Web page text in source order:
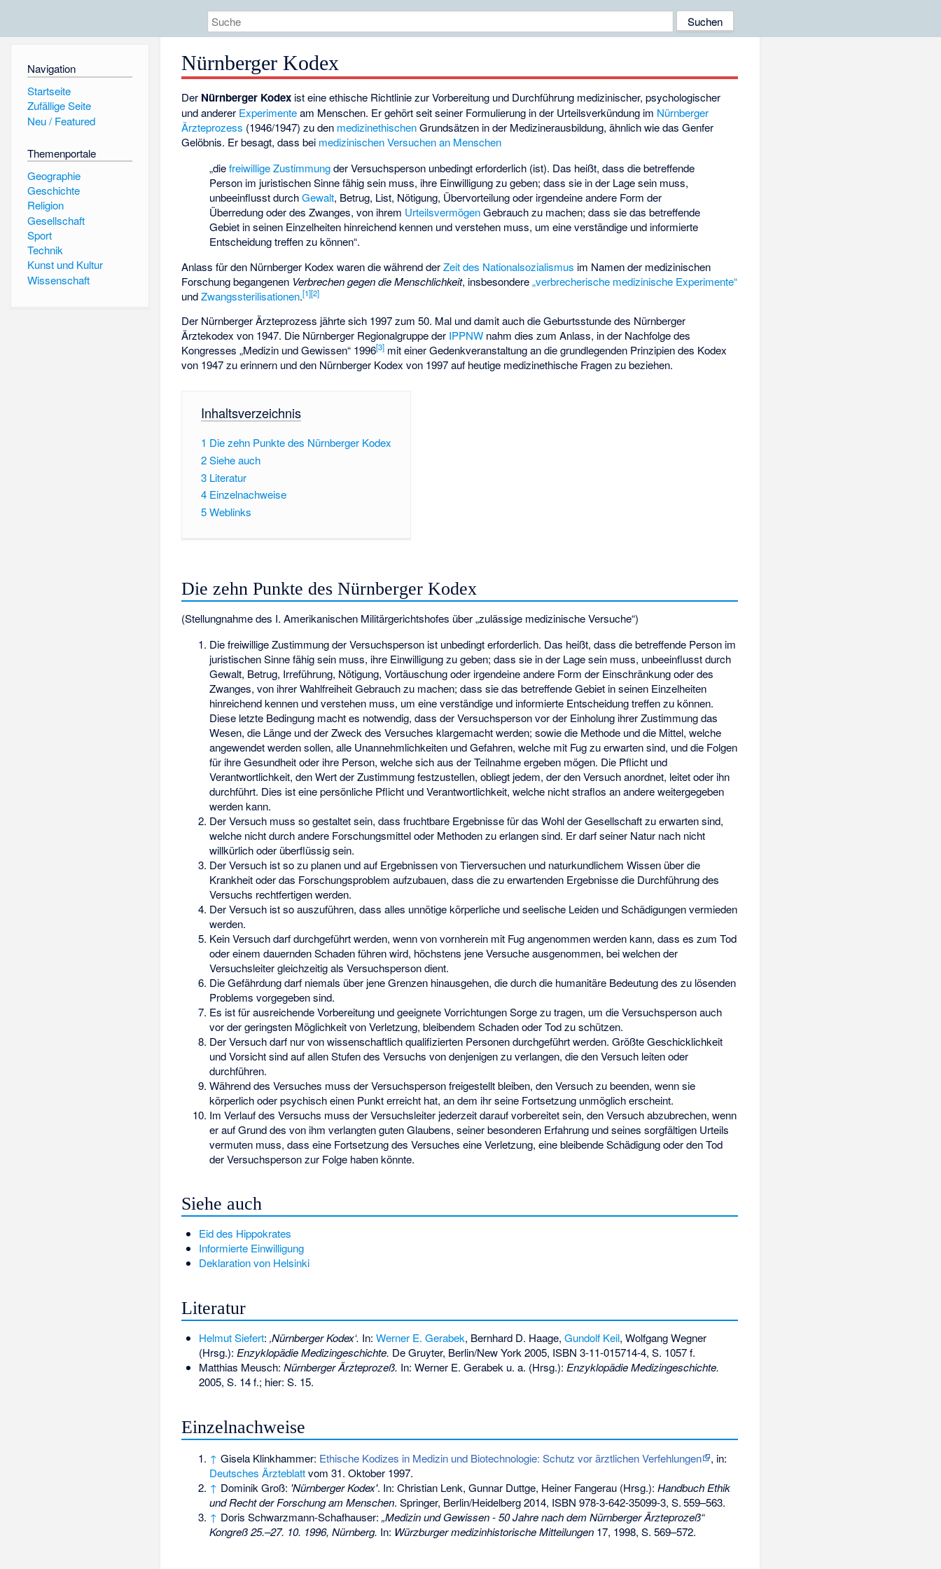
Navigation
Startseite
Zufällige Seite
Neu / Featured
Themenportale
Geographie
Geschichte
Religion
Gesellschaft
Sport
Technik
Kunst und Kultur
Wissenschaft
Nürnberger Kodex
Der Nürnberger Kodex ist eine ethische Richtlinie zur Vorbereitung und Durchführung medizinischer, psychologischer
und anderer Experimenteam Menschen. Er gehört seit seiner Formulierung in der Urteilsverkündung im Nürnberger
Ärzteprozess (1946/1947) zu den medizinethischenGrundsätzen in der Medizinerausbildung, ähnlich wie dasGenfer
Gelöbnis. Er besagt, dass bei medizinischen Versuchen an Menschen
„diefreiwillige Zustimmungder Versuchsperson unbedingt erforderlich (ist). Das heißt, dass die betreffende
Person im juristischen Sinne fähig sein muss, ihre Einwilligung zu geben; dass sie in der Lage sein muss,
unbeeinflusst durchGewalt, Betrug, List, Nötigung, Übervorteilung oder irgendeine andere Form der
Überredung oder des Zwanges, von ihrem UrteilsvermögenGebrauch zu machen; dass sie das betreffende
Gebiet in seinen Einzelheiten hinreichend kennen und verstehen muss, um eine verständige und informierte
Entscheidung treffen zu können“.
Anlass für den Nürnberger Kodex waren die während derZeit des Nationalsozialismus im Namen der medizinischen
Forschung begangenen Verbrechen gegen die Menschlichkeit, insbesondere„verbrecherische medizinische Experimente“
undZwangssterilisationen.[1][2]
Der Nürnberger Ärzteprozess jährte sich 1997 zum 50. Mal und damit auch die Geburtsstunde des Nürnberger
Ärztekodex von 1947. Die Nürnberger Regionalgruppe der IPPNW nahm dies zum Anlass, in der Nachfolge des
Kongresses „Medizin und Gewissen“ 1996[3] mit einer Gedenkveranstaltung an die grundlegenden Prinzipien des Kodex
von 1947 zu erinnern und den Nürnberger Kodex von 1997 auf heutige medizinethische Fragen zu beziehen.
Inhaltsverzeichnis
1 Die zehn Punkte des Nürnberger Kodex
2Siehe auch
3 Literatur
4 Einzelnachweise
5Weblinks
Die zehn Punkte des Nürnberger Kodex
(Stellungnahme des I. Amerikanischen Militärgerichtshofes über „zulässige medizinische Versuche“)
Die freiwillige Zustimmung der Versuchsperson ist unbedingt erforderlich. Das heißt, dass die betreffende Person im
juristischen Sinne fähig sein muss, ihre Einwilligung zu geben; dass sie in der Lage sein muss, unbeeinflusst durch
Gewalt, Betrug, Irreführung, Nötigung, Vortäuschung oder irgendeine andere Form der Einschränkung oder des
Zwanges, von ihrer Wahlfreiheit Gebrauch zu machen; dass sie das betreffende Gebiet in seinen Einzelheiten
hinreichend kennen und verstehen muss, um eine verständige und informierte Entscheidung treffen zu können.
Diese letzte Bedingung macht es notwendig, dass der Versuchsperson vor der Einholung ihrer Zustimmung das
Wesen, die Länge und der Zweck des Versuches klargemacht werden; sowie die Methode und die Mittel, welche
angewendet werden sollen, alle Unannehmlichkeiten und Gefahren, welche mit Fug zu erwarten sind, und die Folgen
für ihre Gesundheit oder ihre Person, welche sich aus der Teilnahme ergeben mögen. Die Pflicht und
Verantwortlichkeit, den Wert der Zustimmung festzustellen, obliegt jedem, der den Versuch anordnet, leitet oder ihn
durchführt. Dies ist eine persönliche Pflicht und Verantwortlichkeit, welche nicht straflos an andere weitergegeben
werden kann.
Der Versuch muss so gestaltet sein, dass fruchtbare Ergebnisse für das Wohl der Gesellschaft zu erwarten sind,
welche nicht durch andere Forschungsmittel oder Methoden zu erlangen sind. Er darf seiner Natur nach nicht
willkürlich oder überflüssig sein.
Der Versuch ist so zu planen und auf Ergebnissen von Tierversuchen und naturkundlichem Wissen über die
Krankheit oder das Forschungsproblem aufzubauen, dass die zu erwartenden Ergebnisse die Durchführung des
Versuchs rechtfertigen werden.
Der Versuch ist so auszuführen, dass alles unnötige körperliche und seelische Leiden und Schädigungen vermieden
werden.
Kein Versuch darf durchgeführt werden, wenn von vornherein mit Fug angenommen werden kann, dass es zum Tod
oder einem dauernden Schaden führen wird, höchstens jene Versuche ausgenommen, bei welchen der
Versuchsleiter gleichzeitig als Versuchsperson dient.
Die Gefährdung darf niemals über jene Grenzen hinausgehen, die durch die humanitäre Bedeutung des zu lösenden
Problems vorgegeben sind.
Es ist für ausreichende Vorbereitung und geeignete Vorrichtungen Sorge zu tragen, um die Versuchsperson auch
vor der geringsten Möglichkeit von Verletzung, bleibendem Schaden oder Tod zu schützen.
Der Versuch darf nur von wissenschaftlich qualifizierten Personen durchgeführt werden. Größte Geschicklichkeit
und Vorsicht sind auf allen Stufen des Versuchs von denjenigen zu verlangen, die den Versuch leiten oder
durchführen.
Während des Versuches muss der Versuchsperson freigestellt bleiben, den Versuch zu beenden, wenn sie
körperlich oder psychisch einen Punkt erreicht hat, an dem ihr seine Fortsetzung unmöglich erscheint.
Im Verlauf des Versuchs muss der Versuchsleiter jederzeit darauf vorbereitet sein, den Versuch abzubrechen, wenn
er auf Grund des von ihm verlangten guten Glaubens, seiner besonderen Erfahrung und seines sorgfältigen Urteils
vermuten muss, dass eine Fortsetzung des Versuches eine Verletzung, eine bleibende Schädigung oder den Tod
der Versuchsperson zur Folge haben könnte.
Siehe auch
Eid des Hippokrates
Informierte Einwilligung
Deklaration von Helsinki
Literatur
Helmut Siefert: ‚Nürnberger Kodex‘. In: Werner E. Gerabek, Bernhard D. Haage, Gundolf Keil, Wolfgang Wegner
(Hrsg.): Enzyklopädie Medizingeschichte. De Gruyter, Berlin/New York 2005, ISBN 3-11-015714-4, S. 1057 f.
Matthias Meusch: Nürnberger Ärzteprozeß. In: Werner E. Gerabek u. a. (Hrsg.): Enzyklopädie Medizingeschichte.
2005, S. 14 f.; hier: S. 15.
Einzelnachweise
↑ Gisela Klinkhammer: Ethische Kodizes in Medizin und Biotechnologie: Schutz vor ärztlichen Verfehlungen
, in:
Deutsches Ärzteblattvom 31. Oktober 1997.
↑ Dominik Groß: 'Nürnberger Kodex'. In: Christian Lenk, Gunnar Duttge, Heiner Fangerau (Hrsg.):Handbuch Ethik
und Recht der Forschung am Menschen. Springer, Berlin/Heidelberg 2014, ISBN 978-3-642-35099-3,S. 559–563.
↑ Doris Schwarzmann-Schafhauser:„Medizin und Gewissen - 50 Jahre nach dem Nürnberger Ärzteprozeß“
Kongreß 25.–27. 10. 1996, Nürnberg. In: Würzburger medizinhistorische Mitteilungen 17, 1998, S. 569–572.